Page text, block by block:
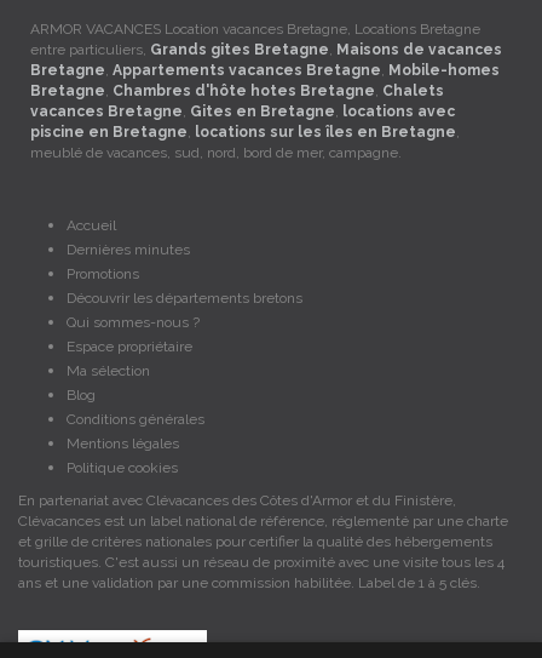
ARMOR VACANCES Location vacances Bretagne, Locations Bretagne
entre particuliers, Grands gites Bretagne, Maisons de vacances
Bretagne, Appartements vacances Bretagne, Mobile-homes
Bretagne, Chambres d'hôte hotes Bretagne, Chalets
vacances Bretagne, Gites en Bretagne, locations avec
piscine en Bretagne, locations sur les îles en Bretagne,
meublé de vacances, sud, nord, bord de mer, campagne.
Accueil
Dernières minutes
Promotions
Découvrir les départements bretons
Qui sommes-nous ?
Espace propriétaire
Ma sélection
Blog
Conditions générales
Mentions légales
Politique cookies
En partenariat avec Clévacances des Côtes d'Armor et du Finistère,
Clévacances est un label national de référence, réglementé par une charte
et grille de critères nationales pour certifier la qualité des hébergements
touristiques. C'est aussi un réseau de proximité avec une visite tous les 4
ans et une validation par une commission habilitée. Label de 1 à 5 clés.